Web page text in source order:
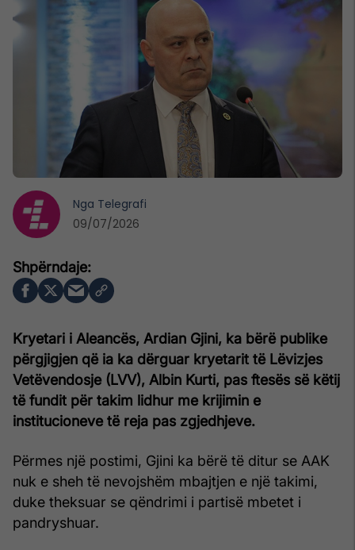
Kryetari i Aleancës, Ardian Gjini, ka bërë publike
përgjigjen që ia ka dërguar kryetarit të Lëvizjes
Vetëvendosje (LVV), Albin Kurti, pas ftesës së këtij
të fundit për takim lidhur me krijimin e
institucioneve të reja pas zgjedhjeve.
Përmes një postimi, Gjini ka bërë të ditur se AAK
nuk e sheh të nevojshëm mbajtjen e një takimi,
duke theksuar se qëndrimi i partisë mbetet i
pandryshuar.
Nga Telegrafi
09/07/2026